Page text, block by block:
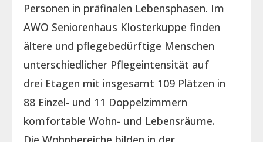
Personen in präfinalen Lebensphasen. Im
AWO Seniorenhaus Klosterkuppe finden
ältere und pflegebedürftige Menschen
unterschiedlicher Pflegeintensität auf
drei Etagen mit insgesamt 109 Plätzen in
88 Einzel- und 11 Doppelzimmern
komfortable Wohn- und Lebensräume.